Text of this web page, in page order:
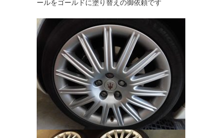
ールをゴールドに塗り替えの御依頼です